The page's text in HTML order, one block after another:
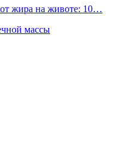
от жира на животе: 10…
массы